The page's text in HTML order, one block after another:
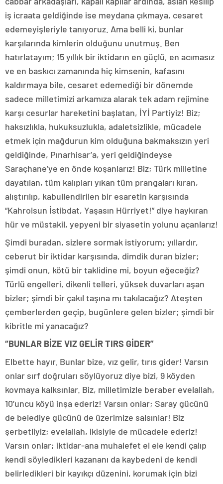
iş icraata geldiğinde ise meydana çıkmaya, cesaret
edemeyişleriyle tanıyoruz. Ama belli ki, bunlar
karşılarında kimlerin olduğunu unutmuş. Ben
hatırlatayım; 15 yıllık bir iktidarın en güçlü, en acımasız
ve en baskıcı zamanında hiç kimsenin, kafasını
kaldırmaya bile, cesaret edemediği bir dönemde
sadece milletimizi arkamıza alarak tek adam rejimine
karşı cesurlar hareketini başlatan, İYİ Partiyiz! Biz;
haksızlıkla, hukuksuzlukla, adaletsizlikle, mücadele
etmek için mağdurun kim olduğuna bakmaksızın yeri
geldiğinde, Pınarhisar’a, yeri geldiğindeyse
Saraçhane’ye en önde koşanlarız! Biz; Türk milletine
dayatılan, tüm kalıpları yıkan tüm prangaları kıran,
alıştırılıp, kabullendirilen bir esaretin karşısında
“Kahrolsun İstibdat, Yaşasın Hürriyet!” diye haykıran
hür ve müstakil, yepyeni bir siyasetin yolunu açanlarız!
Şimdi buradan, sizlere sormak istiyorum; yıllardır,
ceberut bir iktidar karşısında, dimdik duran bizler;
şimdi onun, kötü bir taklidine mi, boyun eğeceğiz?
Türlü engelleri, dikenli telleri, yüksek duvarları aşan
bizler; şimdi bir çakıl taşına mı takılacağız? Ateşten
çemberlerden geçip, bugünlere gelen bizler; şimdi bir
kibritle mi yanacağız?
“BUNLAR BİZE VIZ GELİR TIRS GİDER”
Elbette hayır. Bunlar bize, vız gelir, tırıs gider! Varsın
onlar sırf doğruları söylüyoruz diye bizi, 9 köyden
kovmaya kalksınlar. Biz, milletimizle beraber evelallah,
10’uncu köyü inşa ederiz! Varsın onlar; Saray gücünü
de belediye gücünü de üzerimize salsınlar! Biz
şerbetliyiz; evelallah, ikisiyle de mücadele ederiz!
Varsın onlar; iktidar-ana muhalefet el ele kendi çalıp
kendi söyledikleri kazananı da kaybedeni de kendi
belirledikleri bir kayıkçı düzenini, korumak için bizi